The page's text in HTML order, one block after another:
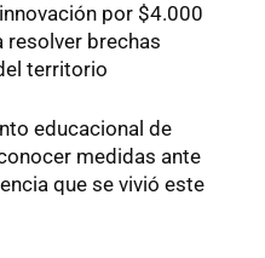
por $4.000
resolver brechas
territorio
educacional de
medidas ante
que se vivió este